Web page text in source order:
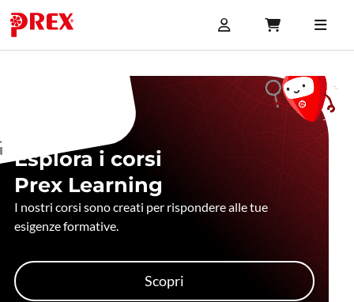
Esplora i corsi
Prex Learning
I nostri corsi sono creati per rispondere alle tue
esigenze formative.
Scopri